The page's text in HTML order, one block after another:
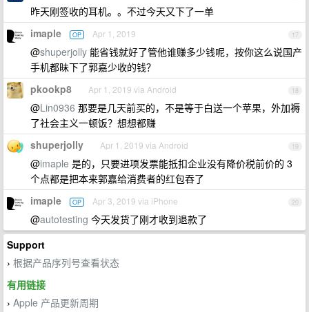
昨天刚签收的耳机。。不过今天又下了一单
17
imaple OP Apr 1, 2019
@shuperjolly 能省钱就好了管他谁赚多少钱呢，按你这么说国产
手机都昧下了郭嘉少收的钱？
18
pkookp8 Apr 1, 2019 via Android
@Lin0936 那要是几天前买的，不是等于白送一个苹果，外加褥
了社会主义一顿饭？想想都赚
19
shuperjolly Apr 1, 2019 via Android
@imaple 是的，只要进项发票能抵扣企业没有降价税前价的 3
个点都是把本来郭嘉给消费者的红包吞了
20
imaple OP Apr 3, 2019 via iPhone
@autotesting 今天发货了刚才收到退款了
Support
› 根据产品序列号查看状态
有用链接
› Apple 产品更新周期